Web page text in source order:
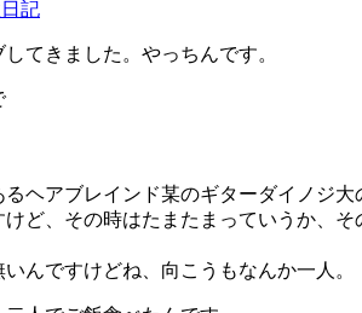
記
てきました。やっちんです。
ヘアブレインド某のギターダイノジ大
ど、その時はたまたまっていうか、そ
んですけどね、向こうもなんか一人。